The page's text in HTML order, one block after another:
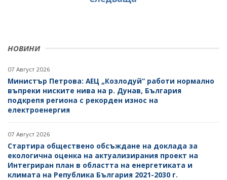
НОВИНИ
07 Август 2026
Министър Петрова: АЕЦ „Козлодуй“ работи нормално
въпреки ниските нива на р. Дунав, България
подкрепя региона с рекорден износ на
електроенергия
07 Август 2026
Стартира обществено обсъждане на доклада за
екологична оценка на актуализирания проект на
Интегриран план в областта на енергетиката и
климата на Република България 2021-2030 г.